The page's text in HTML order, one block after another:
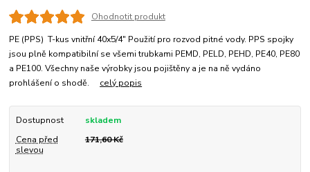
Ohodnotit produkt
PE (PPS) T-kus vnitřní 40x5/4" Použití pro rozvod pitné vody. PPS spojky
jsou plně kompatibilní se všemi trubkami PEMD, PELD, PEHD, PE40, PE80
a PE100. Všechny naše výrobky jsou pojištěny a je na ně vydáno
prohlášení o shodě. celý popis
Dostupnost
skladem
Cena před
slevou
171,60 Kč